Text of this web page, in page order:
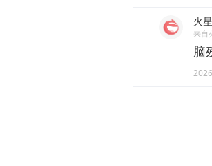
火
来自
脑